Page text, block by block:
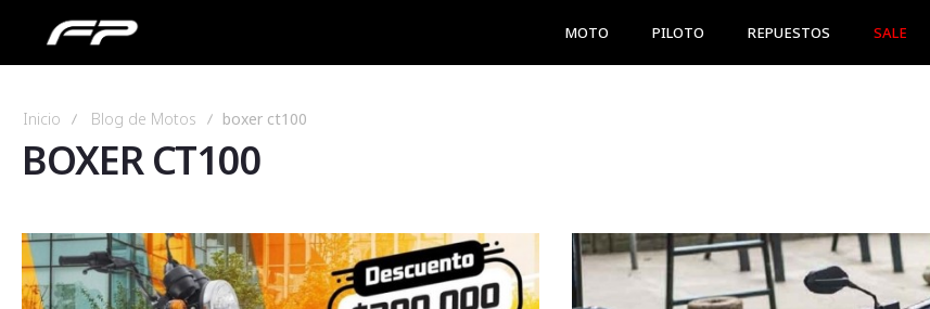
MOTO PILOTO REPUESTOS SALE
Inicio Blog de Motos boxer ct100
BOXER CT100